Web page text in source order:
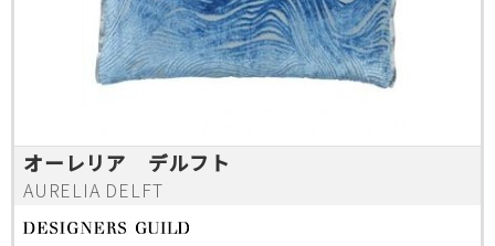
オーレリア デルフト
AURELIA DELFT